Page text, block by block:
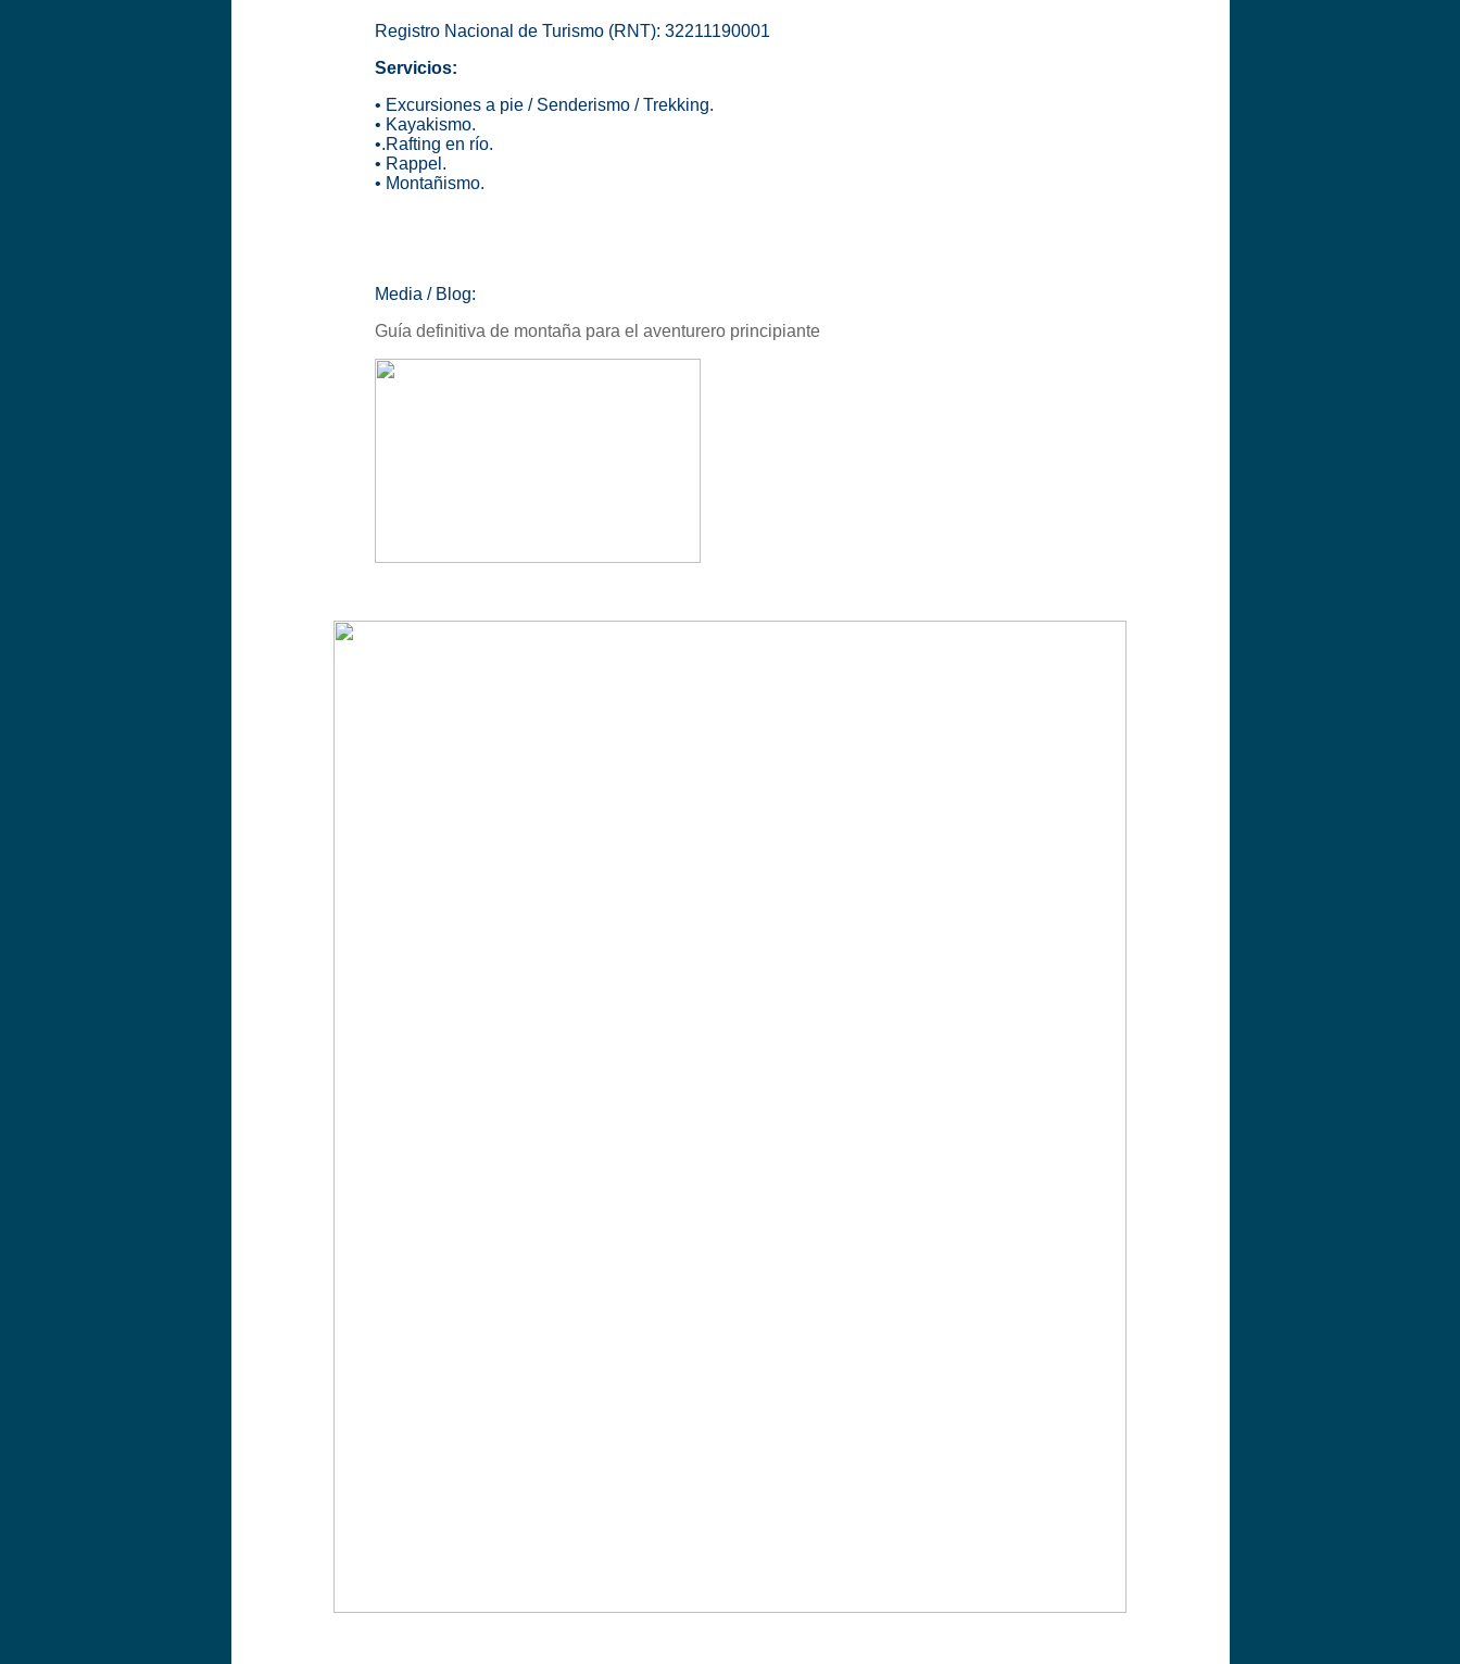
Registro Nacional de Turismo (RNT): 32211190001
Servicios:
• Excursiones a pie / Senderismo / Trekking.
• Kayakismo.
•.Rafting en río.
• Rappel.
• Montañismo.
Media / Blog:
Guía definitiva de montaña para el aventurero principiante